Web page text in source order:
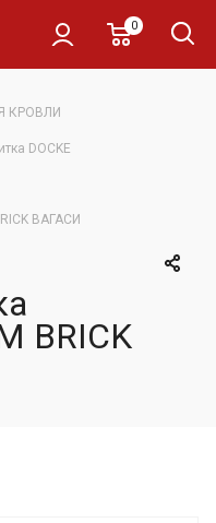
0
КРОВЛИ
DOCKE
ВАГАСИ
BRICK